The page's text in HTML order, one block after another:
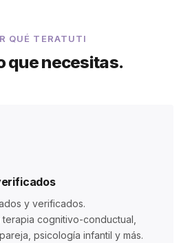
QUÉ TERATUTI
que necesitas.
y verificados.
cognitivo-conductual,
psicología infantil y más.